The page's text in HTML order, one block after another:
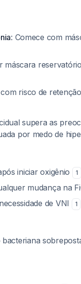
: Comece com
máscara
risco de
supera as
por medo de
iniciar oxigênio 1
mudança na
de VNI 1